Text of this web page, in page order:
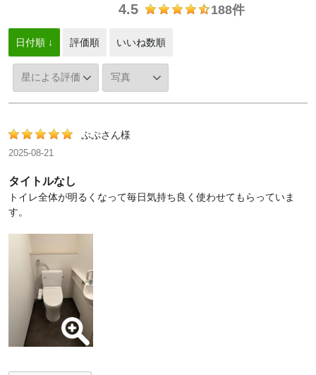
4.5 188件
日付順 ↓ 評価順 いいね数順
ぷぷさん様
2025-08-21
タイトルなし
トイレ全体が明るくなって毎日気持ち良く使わせてもらっていま
す。